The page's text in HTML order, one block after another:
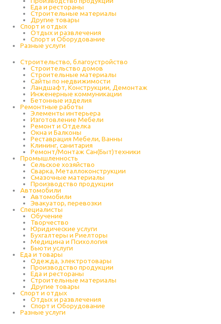
Еда и рестораны
Строительные материалы
Другие товары
Спорт и отдых
Отдых и развлечения
Спорт и Оборудование
Разные услуги
Строительство, благоустройство
Строительство домов
Строительные материалы
Сайты по недвижимости
Ландшафт, Конструкции, Демонтаж
Инженерные коммуникации
Бетонные изделия
Ремонтные работы
Элементы интерьера
Изготовление Мебели
Ремонт и Отделка
Окна и Балконы
Реставрация Мебели, Ванны
Клининг, санитария
Ремонт/Монтаж Сан(Быт)техники
Промышленность
Cельское хозяйство
Сварка, Металлоконструкции
Cмазочные материалы
Производство продукции
Автомобили
Автомобили
Эвакуатор, перевозки
Специалисты
Обучение
Творчество
Юридические услуги
Бухгалтеры и Риелторы
Медицина и Психология
Бьюти услуги
Еда и товары
Одежда, электротовары
Производство продукции
Еда и рестораны
Строительные материалы
Другие товары
Спорт и отдых
Отдых и развлечения
Спорт и Оборудование
Разные услуги